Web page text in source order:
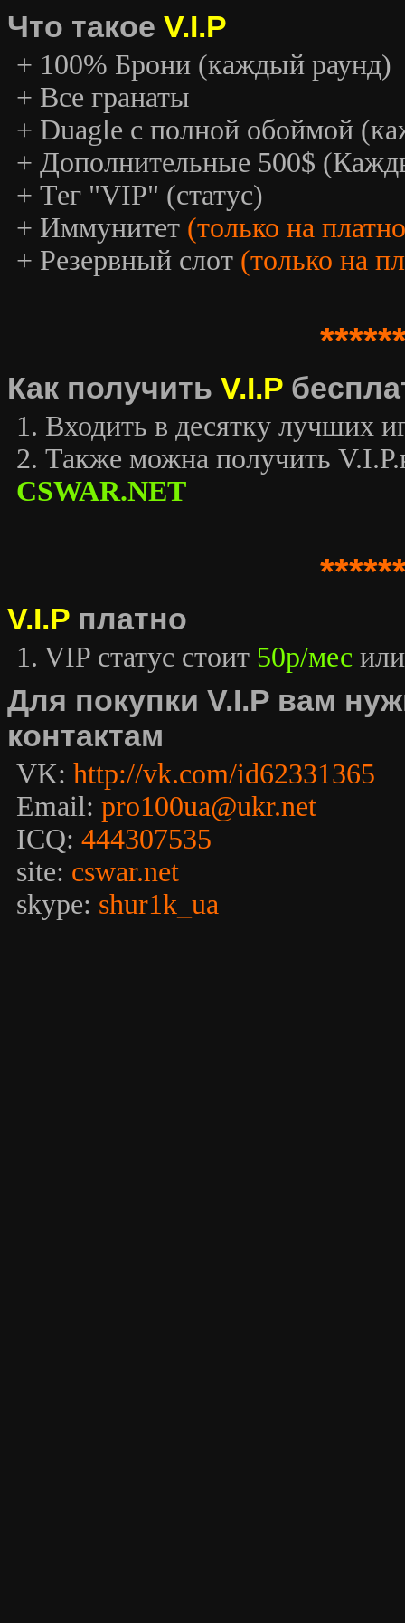
Что такое V.I.P
+ 100% Брони (каждый раунд)
+ Все гранаты
+ Duagle с полной обоймой
+ Дополнительные 500$
+ Тег "VIP" (статус)
+ Иммунитет (только на
+ Резервный слот (только на
Как получить V.I.P
1. Входить в десятку лучших
2. Также можна получить
CSWAR.NET
V.I.P платно
1. VIP статус стоит 50р/мес
Для покупки V.I.P вам
контактам
VK: http://vk.com/id62331365
Email: pro100ua@ukr.net
ICQ: 444307535
site: cswar.net
skype: shur1k_ua